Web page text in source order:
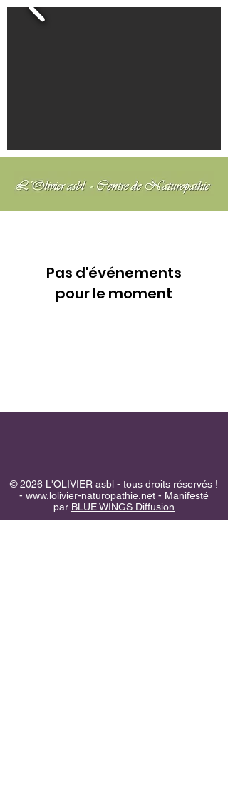
Pas d'événements
pour le moment
© 2026 L'OLIVIER asbl - tous droits réservés !
- www.lolivier-naturopathie.net - Manifesté
par BLUE WINGS Diffusion